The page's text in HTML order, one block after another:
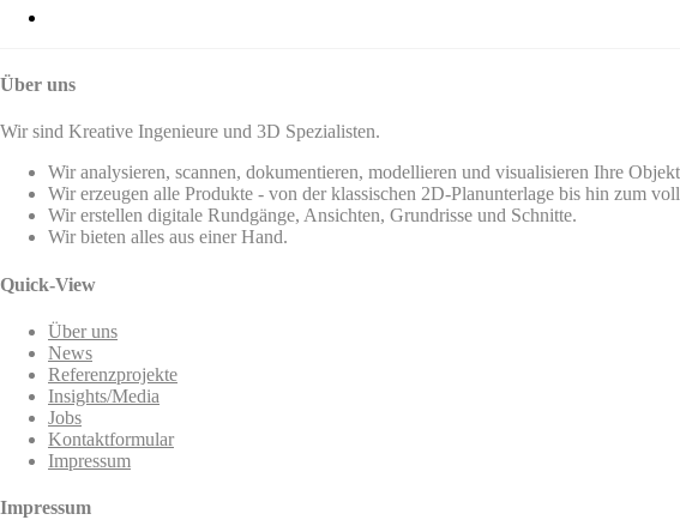
Über uns
Wir sind Kreative Ingenieure und 3D Spezialisten.
Wir analysieren, scannen, dokumentieren, modellieren und visualisieren Ihre
Wir erzeugen alle Produkte - von der klassischen 2D-Planunterlage bis hin zum
Wir erstellen digitale Rundgänge, Ansichten, Grundrisse und Schnitte.
Wir bieten alles aus einer Hand.
Quick-View
Über uns
News
Referenzprojekte
Insights/Media
Jobs
Kontaktformular
Impressum
Impressum